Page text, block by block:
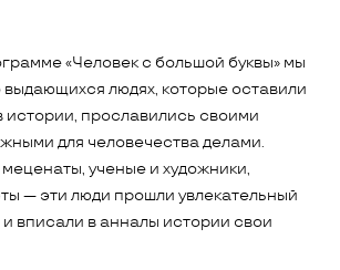
«Человек с большой буквы» мы
людях, которые оставили
истории, прославились своими
для человечества делами.
ученые и художники,
— эти люди прошли увлекательный
вписали в анналы истории свои